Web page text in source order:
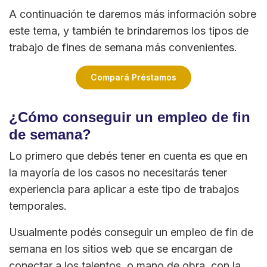
A continuación te daremos más información sobre
este tema, y también te brindaremos los tipos de
trabajo de fines de semana más convenientes.
Compará Préstamos
¿Cómo conseguir un empleo de fin
de semana?
Lo primero que debés tener en cuenta es que en
la mayoría de los casos no necesitarás tener
experiencia para aplicar a este tipo de trabajos
temporales.
Usualmente podés conseguir un empleo de fin de
semana en los sitios web que se encargan de